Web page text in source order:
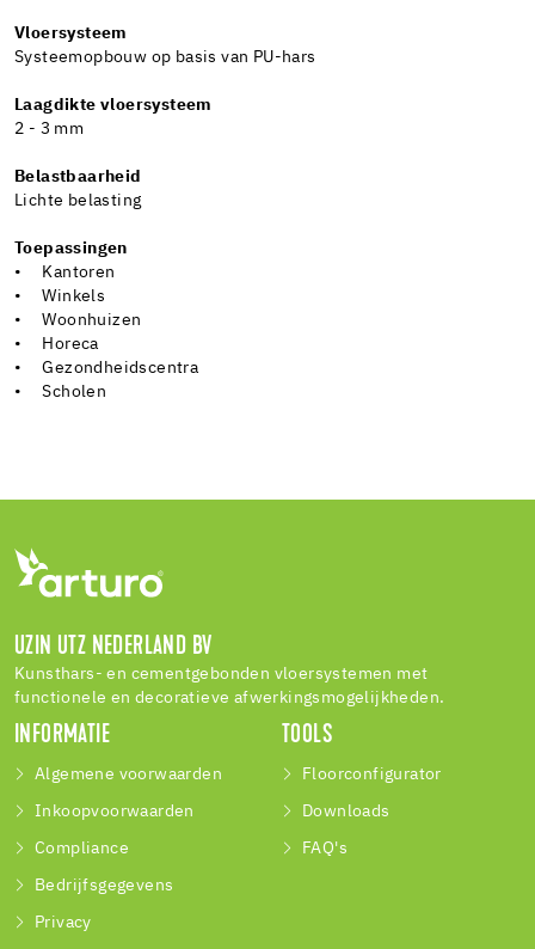
Vloersysteem
Systeemopbouw op basis van PU-hars
Laagdikte vloersysteem
2 - 3 mm
Belastbaarheid
Lichte belasting
Toepassingen
• Kantoren
• Winkels
• Woonhuizen
• Horeca
• Gezondheidscentra
• Scholen
UZIN UTZ NEDERLAND BV
Kunsthars- en cementgebonden vloersystemen met
functionele en decoratieve afwerkingsmogelijkheden.
INFORMATIE
Algemene voorwaarden
Inkoopvoorwaarden
Compliance
Bedrijfsgegevens
Privacy
TOOLS
Floorconfigurator
Downloads
FAQ's